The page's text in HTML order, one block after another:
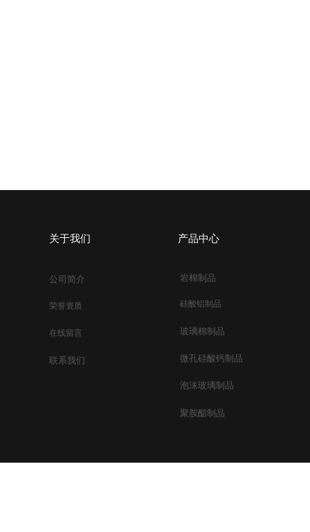
公司简介​
荣誉资质
关于我们
在线留言
联系我们
产品中心
岩棉制品​​
硅酸铝制品
玻璃棉制品​
微孔硅酸钙制品
泡沫玻璃制品​
聚胺酯制品